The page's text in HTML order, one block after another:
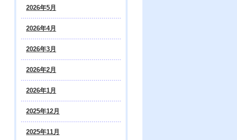
2026年5月
2026年4月
2026年3月
2026年2月
2026年1月
2025年12月
2025年11月